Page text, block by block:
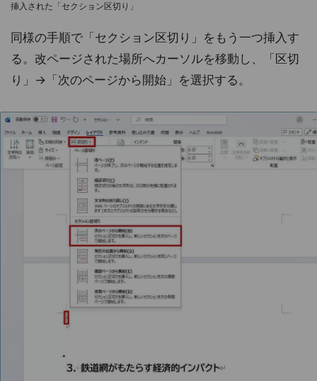
挿入された「セクション区切り」
同様の手順で「セクション区切り」をもう一つ挿入す
る。改ページされた場所へカーソルを移動し、「区切
り」→「次のページから開始」を選択する。